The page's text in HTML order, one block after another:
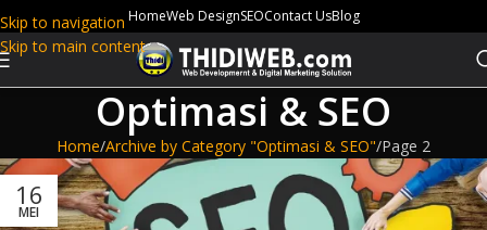
Skip to navigation
Skip to main content
HomeWeb DesignSEOContact UsBlog
Optimasi & SEO
Home Archive by Category "Optimasi & SEO" Page 2
16
MEI